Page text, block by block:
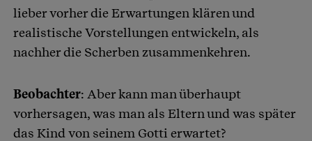
lieber vorher die Erwartungen klären und
realistische Vorstellungen entwickeln, als
nachher die Scherben zusammenkehren.
Beobachter: Aber kann man überhaupt
vorhersagen, was man als Eltern und was später
das Kind von seinem Gotti erwartet?